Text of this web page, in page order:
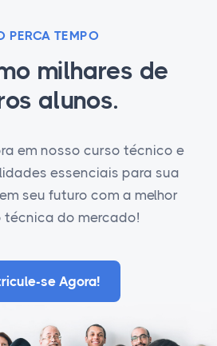
PERCA TEMPO
milhares de
alunos.
em nosso curso técnico e
essenciais para sua
seu futuro com a melhor
do mercado!
se Agora!